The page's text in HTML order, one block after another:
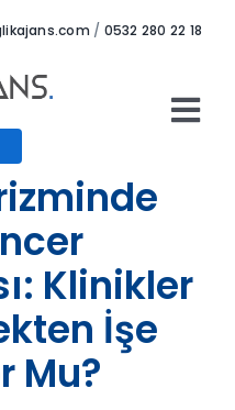
/ 0532 280 22 18
Anasayfa
Hizmetler
Referanslar
Blog
İletişim
Klinikler
İşe
Mu?